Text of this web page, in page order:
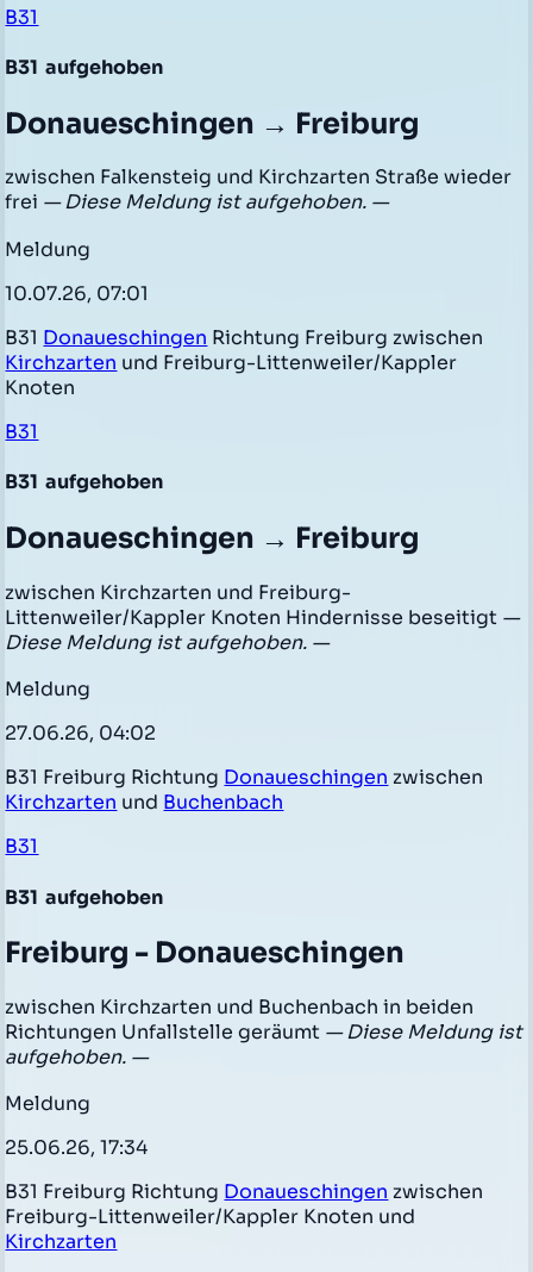
B31
B31 aufgehoben
Donaueschingen → Freiburg
zwischen Falkensteig und Kirchzarten Straße wieder
frei — Diese Meldung ist aufgehoben. —
Meldung
10.07.26, 07:01
B31 Donaueschingen Richtung Freiburg zwischen
Kirchzarten und Freiburg-Littenweiler/Kappler
Knoten
B31
B31 aufgehoben
Donaueschingen → Freiburg
zwischen Kirchzarten und Freiburg-
Littenweiler/Kappler Knoten Hindernisse beseitigt —
Diese Meldung ist aufgehoben. —
Meldung
27.06.26, 04:02
B31 Freiburg Richtung Donaueschingen zwischen
Kirchzarten und Buchenbach
B31
B31 aufgehoben
Freiburg - Donaueschingen
zwischen Kirchzarten und Buchenbach in beiden
Richtungen Unfallstelle geräumt — Diese Meldung ist
aufgehoben. —
Meldung
25.06.26, 17:34
B31 Freiburg Richtung Donaueschingen zwischen
Freiburg-Littenweiler/Kappler Knoten und
Kirchzarten